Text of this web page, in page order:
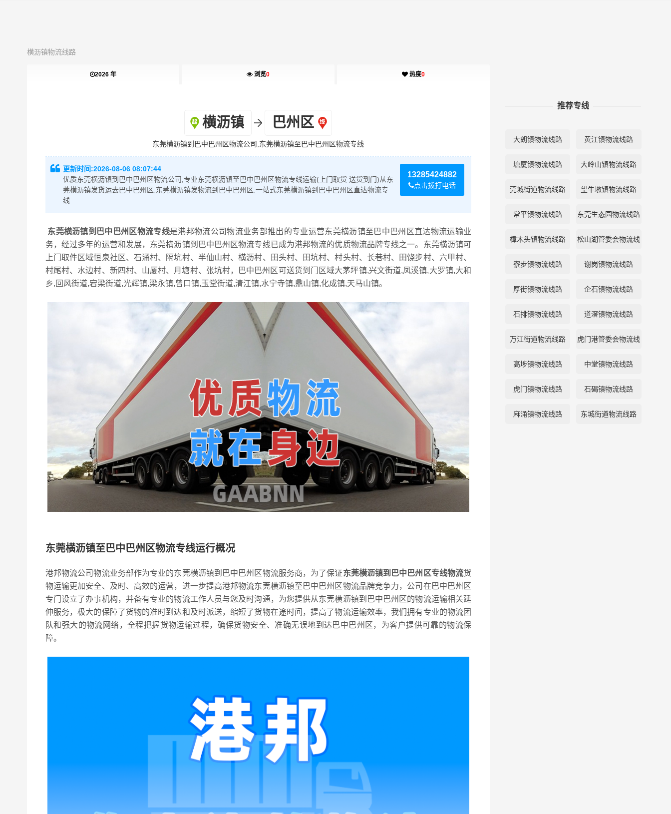
横沥镇物流线路
2026 年 浏览0 热度0
横沥镇 巴州区
东莞横沥镇到巴中巴州区物流公司,东莞横沥镇至巴中巴州区物流专线
13285424882
点击拨打电话
更新时间:2026-08-06 08:07:44
优质东莞横沥镇到巴中巴州区物流公司,专业东莞横沥镇至巴中巴州区物流专线运输(上门取货 送货到门)从东
莞横沥镇发货运去巴中巴州区,东莞横沥镇发物流到巴中巴州区,一站式东莞横沥镇到巴中巴州区直达物流专
线
东莞横沥镇到巴中巴州区物流专线是港邦物流公司物流业务部推出的专业运营东莞横沥镇至巴中巴州区直达物流运输业
务，经过多年的运营和发展，东莞横沥镇到巴中巴州区物流专线已成为港邦物流的优质物流品牌专线之一。东莞横沥镇可
上门取件区域恒泉社区、石涌村、隔坑村、半仙山村、横沥村、田头村、田坑村、村头村、长巷村、田饶步村、六甲村、
村尾村、水边村、新四村、山厦村、月塘村、张坑村，巴中巴州区可送货到门区域大茅坪镇,兴文街道,凤溪镇,大罗镇,大和
乡,回风街道,宕梁街道,光辉镇,梁永镇,曾口镇,玉堂街道,清江镇,水宁寺镇,鼎山镇,化成镇,天马山镇。
东莞横沥镇至巴中巴州区物流专线运行概况
港邦物流公司物流业务部作为专业的东莞横沥镇到巴中巴州区物流服务商，为了保证东莞横沥镇到巴中巴州区专线物流货
物运输更加安全、及时、高效的运营，进一步提高港邦物流东莞横沥镇至巴中巴州区物流品牌竞争力，公司在巴中巴州区
专门设立了办事机构，并备有专业的物流工作人员与您及时沟通，为您提供从东莞横沥镇到巴中巴州区的物流运输相关延
伸服务，极大的保障了货物的准时到达和及时派送，缩短了货物在途时间，提高了物流运输效率，我们拥有专业的物流团
队和强大的物流网络，全程把握货物运输过程，确保货物安全、准确无误地到达巴中巴州区，为客户提供可靠的物流保
障。
推荐专线
大朗镇物流线路 黄江镇物流线路
塘厦镇物流线路 大岭山镇物流线路
莞城街道物流线路 望牛墩镇物流线路
常平镇物流线路 东莞生态园物流线路
樟木头镇物流线路 松山湖管委会物流线
路
寮步镇物流线路 谢岗镇物流线路
厚街镇物流线路 企石镇物流线路
石排镇物流线路 道滘镇物流线路
万江街道物流线路 虎门港管委会物流线
路
高埗镇物流线路 中堂镇物流线路
虎门镇物流线路 石碣镇物流线路
麻涌镇物流线路 东城街道物流线路